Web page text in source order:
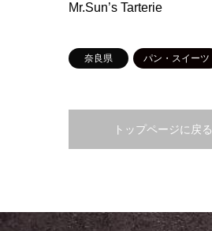
Mr.Sun’s Tarterie
奈良県 パン・スイーツ
トップページに戻る